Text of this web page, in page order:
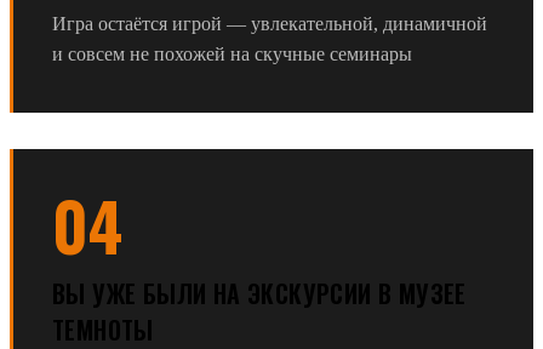
Игра остаётся игрой — увлекательной, динамичной
и совсем не похожей на скучные семинары
04
ВЫ УЖЕ БЫЛИ НА ЭКСКУРСИИ В МУЗЕЕ
ТЕМНОТЫ